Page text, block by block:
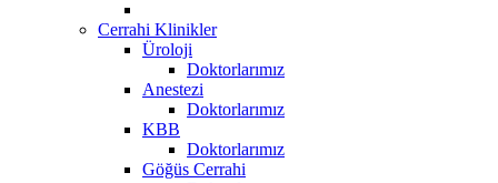
Cerrahi Klinikler
Üroloji
Doktorlarımız
Anestezi
Doktorlarımız
KBB
Doktorlarımız
Göğüs Cerrahi